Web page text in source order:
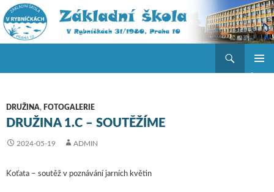
DRUŽINA, FOTOGALERIE
DRUŽINA 1.C – SOUTĚŽÍME
2024-05-19 ADMIN
Koťata – soutěž v poznávání jarních květin